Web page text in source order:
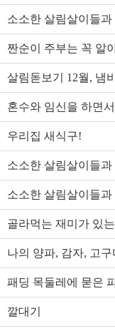
중요
소소한 살림살이들
짠순이 주부는 꼭 알
살림돋보기 12월, 냄
혼수와 임신을 하면
끄적끄적
우리집 새식구!
소소한 살림살이들
소소한 살림살이들과
골라먹는 재미가 있
나의 양파, 감자, 고구
패딩 목둘레에 묻은
깔대기